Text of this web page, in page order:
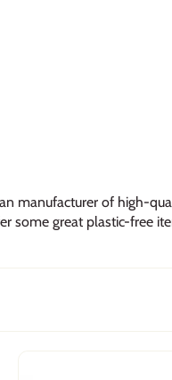
manufacturer of high-
some great plastic-free